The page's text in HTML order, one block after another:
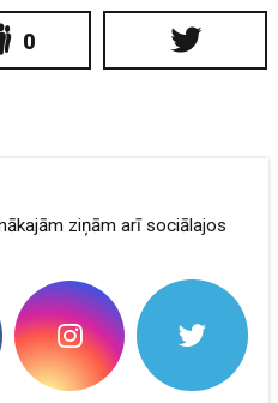
0
ziņām arī sociālajos